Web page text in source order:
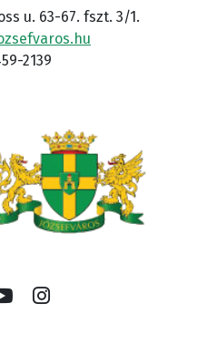
u. 63-67. fszt. 3/1.
2139